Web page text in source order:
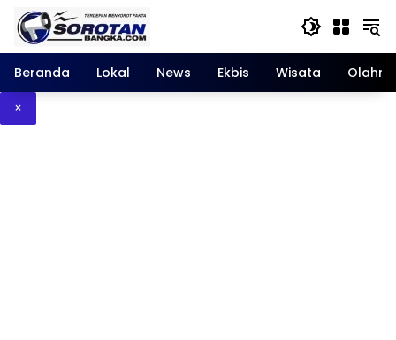
Langsung
konten
Beranda
Lokal News Ekbis Wisata
×